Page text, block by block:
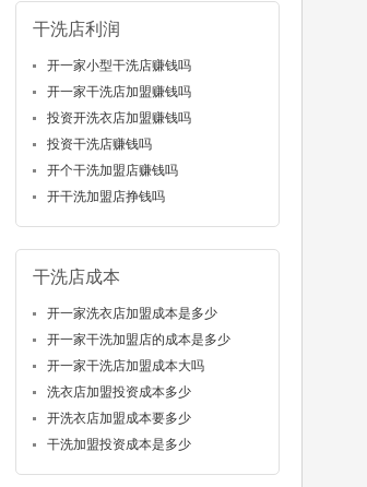
干洗店利润
开一家小型干洗店赚钱吗
开一家干洗店加盟赚钱吗
投资开洗衣店加盟赚钱吗
投资干洗店赚钱吗
开个干洗加盟店赚钱吗
开干洗加盟店挣钱吗
干洗店成本
开一家洗衣店加盟成本是多少
开一家干洗加盟店的成本是多少
开一家干洗店加盟成本大吗
洗衣店加盟投资成本多少
开洗衣店加盟成本要多少
干洗加盟投资成本是多少